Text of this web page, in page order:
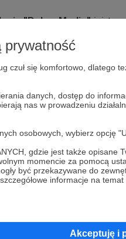
prywatność
czuł się komfortowo, dlatego
danych, dostęp do
nas w prowadzeniu
osobowych, wybierz opcję
gdzie jest także opisane
momencie za pomocą
być przekazywane do
informacje na
Akceptuję i
"Dobre Media"już
Napisy